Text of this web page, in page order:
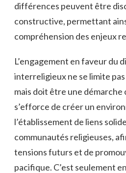
différences peuvent‍ être
constructive, permettant
compréhension des enjeux
L’engagement en faveur du
interreligieux ne se⁤ limite
mais⁤ doit ‌être ⁤une démarche‌
s’efforce de ​créer un
l’établissement de liens⁤
communautés religieuses,‌
‌tensions futurs et de
pacifique. C’est seulement‌